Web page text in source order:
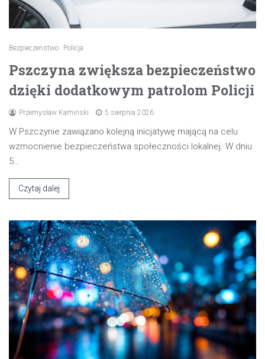
Bezpieczeństwo Policja
Pszczyna zwiększa bezpieczeństwo
dzięki dodatkowym patrolom Policji
Przemysław Kamiński 5 sierpnia 2026
W Pszczynie zawiązano kolejną inicjatywę mającą na celu
wzmocnienie bezpieczeństwa społeczności lokalnej. W dniu
5…
Czytaj dalej